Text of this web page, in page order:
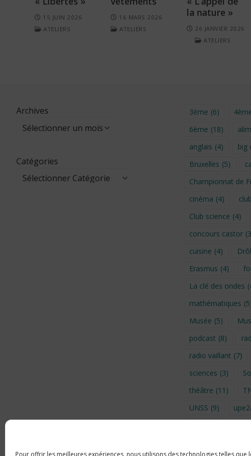
Pour offrir les meilleures expériences, nous utilisons des technologies telles que
15 JUIN 2026
ATELIERS
16 MARS 2026
ATELIERS
la nature »
26 JANVIER 2026
ATELIERS
Archives
Catégories
3ème (6)
6ème (18)
anglais (4) big
Bruxelles (5)
Championnat de
cinéma (4) club
Club science (4)
concours castor
cuisine (4)
Erasmus (4)
La clé des ondes
mathématiques
Musée (5)
podcast (8)
radio vaillant (7)
sciences (3)
théâtre (11)
UNSS (9)